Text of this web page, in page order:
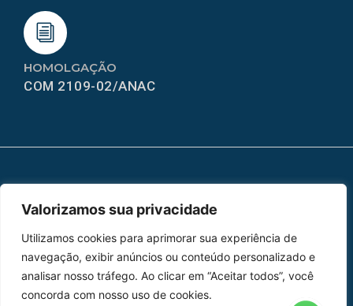
Valorizamos sua privacidade
Utilizamos cookies para aprimorar sua experiência de
navegação, exibir anúncios ou conteúdo personalizado e
analisar nosso tráfego. Ao clicar em “Aceitar todos”, você
concorda com nosso uso de cookies.
HOMOLGAÇÃO
COM 2109-02/ANAC
Peças
Catálogo de Aplicações